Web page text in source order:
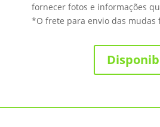
fornecer fotos e informações
*O frete para envio das mudas